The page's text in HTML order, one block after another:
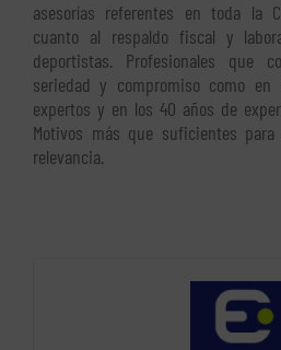
asesorías referentes en toda la
cuanto al respaldo fiscal y
deportistas. Profesionales que
seriedad y compromiso como
expertos y en los 40 años de
Motivos más que suficientes
relevancia.